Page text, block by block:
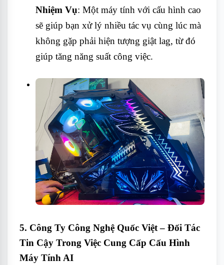
Nhiệm Vụ: Một máy tính với cấu hình cao
sẽ giúp bạn xử lý nhiều tác vụ cùng lúc mà
không gặp phải hiện tượng giật lag, từ đó
giúp tăng năng suất công việc.
5. Công Ty Công Nghệ Quốc Việt – Đối Tác
Tin Cậy Trong Việc Cung Cấp Cấu Hình
Máy Tính AI